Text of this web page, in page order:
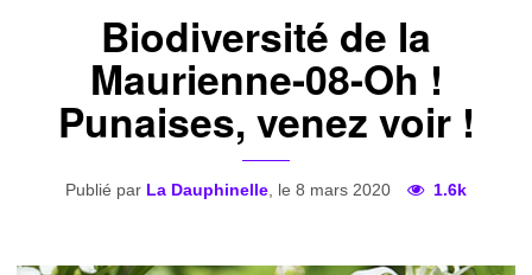
Biodiversité de la
Maurienne-08-Oh !
Punaises, venez voir !
Publié par La Dauphinelle , le 8 mars 2020 1.6k